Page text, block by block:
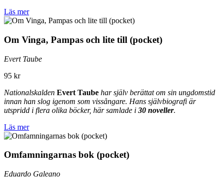
Läs mer
Om Vinga, Pampas och lite till (pocket)
Evert Taube
95 kr
Nationalskalden Evert Taube har själv berättat om sin ungdomstid
innan han slog igenom som vissångare. Hans självbiografi är
utspridd i flera olika böcker, här samlade i 30 noveller.
Läs mer
Omfamningarnas bok (pocket)
Eduardo Galeano